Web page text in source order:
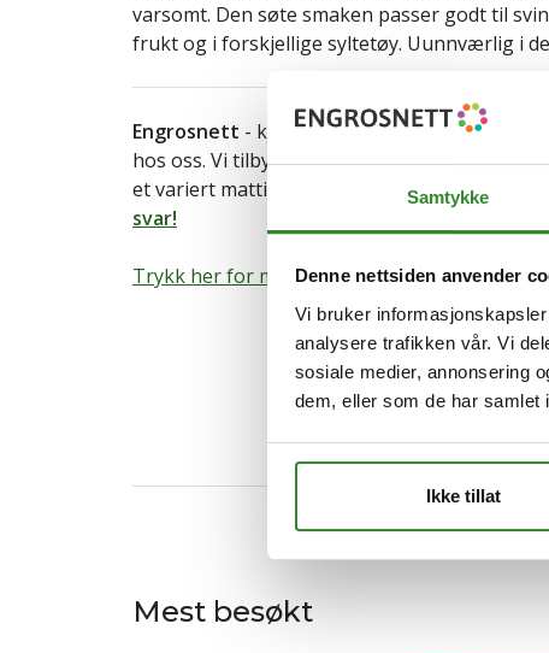
Samtykke
Denne nettsiden anvender
Vi bruker
analysere trafikken vår. Vi
sosiale medier, annonsering
dem, eller som de har samlet
Ikke tillat
varsomt. Den søte smaken passer godt til
frukt og i forskjellige syltetøy. Uunnværlig i
Engrosnett - kjøpmannen på nett. Både
hos oss. Vi tilbyr hjemlevering av
et variert mattilbud til både hjem og
svar!
Trykk her for mer informasjon om varen.
Mest besøkt